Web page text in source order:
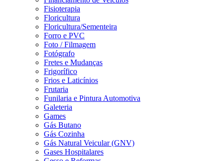
Fisioterapia
Floricultura
Floricultura/Sementeira
Forro e PVC
Foto / Filmagem
Fotógrafo
Fretes e Mudanças
Frigorífico
Frios e Laticínios
Frutaria
Funilaria e Pintura Automotiva
Galeteria
Games
Gás Butano
Gás Cozinha
Gás Natural Veicular (GNV)
Gases Hospitalares